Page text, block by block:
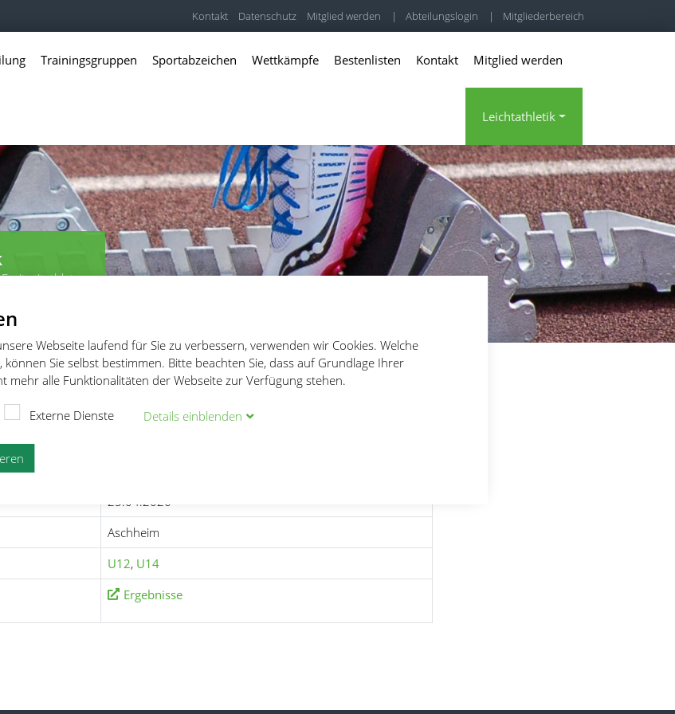
Webseite laufend für Sie zu verbessern, verwenden wir Cookies. Welche
können Sie selbst bestimmen. Bitte beachten Sie, dass auf Grundlage Ihrer
mehr alle Funktionalitäten der Webseite zur Verfügung stehen.
Externe Dienste Details einblenden
Kontakt Datenschutz Mitglied werden | Abteilungslogin | Mitgliederbereich
Trainingsgruppen Sportabzeichen Wettkämpfe Bestenlisten Kontakt Mitglied werden
Leichtathletik
Mehrkampftag 2026
25.04.2026
Aschheim
U12, U14
Ergebnisse